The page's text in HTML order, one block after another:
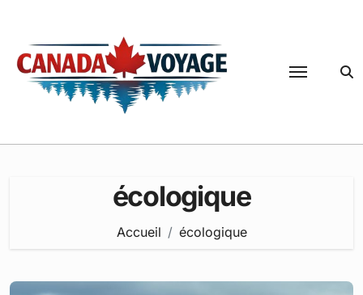
contenu
écologique
Accueil écologique